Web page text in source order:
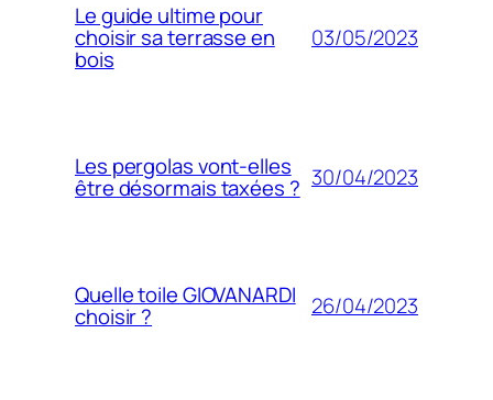
Le guide ultime pour
choisir sa terrasse en
bois
03/05/2023
Les pergolas vont-elles
être désormais taxées ? 30/04/2023
Quelle toile GIOVANARDI
choisir ? 26/04/2023